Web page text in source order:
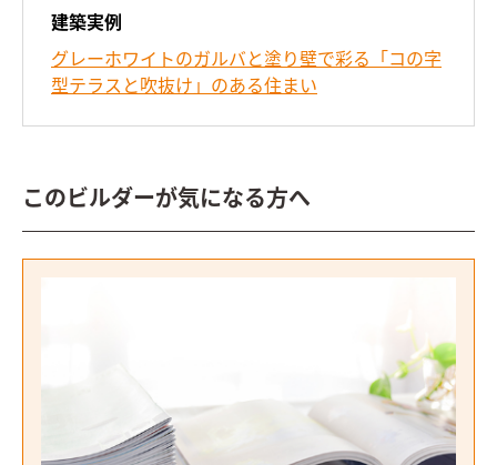
建築実例
グレーホワイトのガルバと塗り壁で彩る「コの字
型テラスと吹抜け」のある住まい
このビルダーが気になる方へ